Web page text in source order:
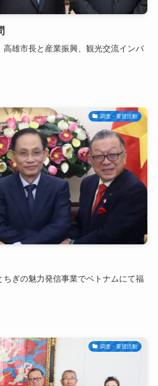
高雄市長と産業振興、観光交流インバ
調査・要望活動
ぎの魅力発信事業でベトナムにて福
調査・要望活動